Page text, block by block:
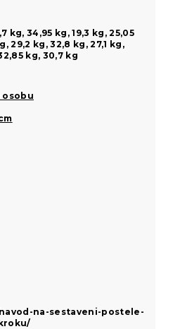
kg, 34,95 kg, 19,3 kg, 25,05
29,2 kg, 32,8 kg, 27,1 kg,
kg, 30,7 kg
osobu
na-sestaveni-postele-